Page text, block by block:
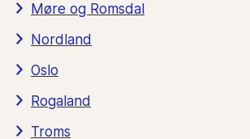
Møre og Romsdal
Nordland
Oslo
Rogaland
Troms